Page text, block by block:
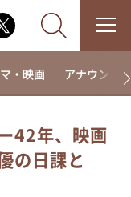
・映画 アナウンサー
42年、映画
の日課と